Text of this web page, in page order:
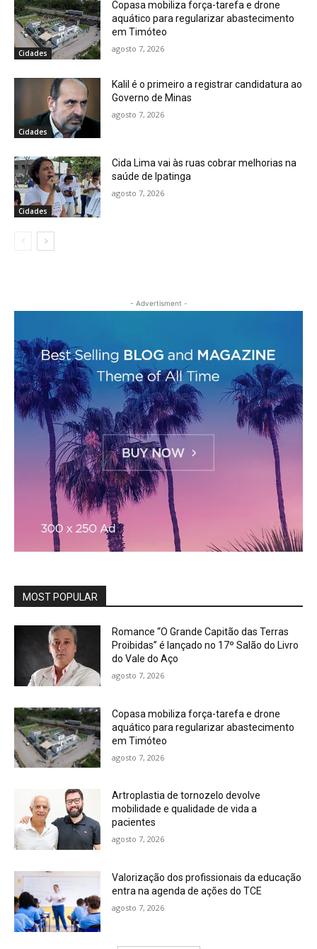
Cidades
Copasa mobiliza força-tarefa e drone
aquático para regularizar abastecimento
em Timóteo
agosto 7, 2026
Cidades
Kalil é o primeiro a registrar candidatura ao
Governo de Minas
agosto 7, 2026
Cidades
Cida Lima vai às ruas cobrar melhorias na
saúde de Ipatinga
agosto 7, 2026
- Advertisment -
MOST POPULAR
Romance “O Grande Capitão das Terras
Proibidas” é lançado no 17º Salão do Livro
do Vale do Aço
agosto 7, 2026
Copasa mobiliza força-tarefa e drone
aquático para regularizar abastecimento
em Timóteo
agosto 7, 2026
Artroplastia de tornozelo devolve
mobilidade e qualidade de vida a
pacientes
agosto 7, 2026
Valorização dos profissionais da educação
entra na agenda de ações do TCE
agosto 7, 2026